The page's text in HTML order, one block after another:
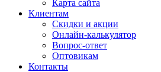
Карта сайта
Клиентам
Скидки и акции
Онлайн-калькулятор
Вопрос-ответ
Оптовикам
Контакты